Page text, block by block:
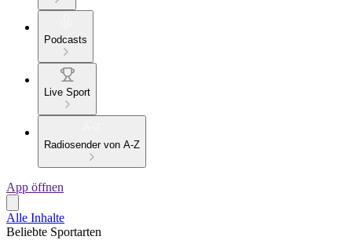
Podcasts
Live Sport
Radiosender von A-Z
App öffnen
Alle Inhalte
Beliebte Sportarten